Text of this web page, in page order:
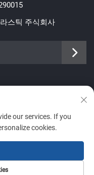
스틱 주식회사
service
projects
news
contact-us
가입하세요
our services. If you
cookies.